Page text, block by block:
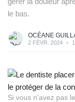
le bas.
OCÉANE
2 FÉVR. 2024 •
Si vous n'avez pas